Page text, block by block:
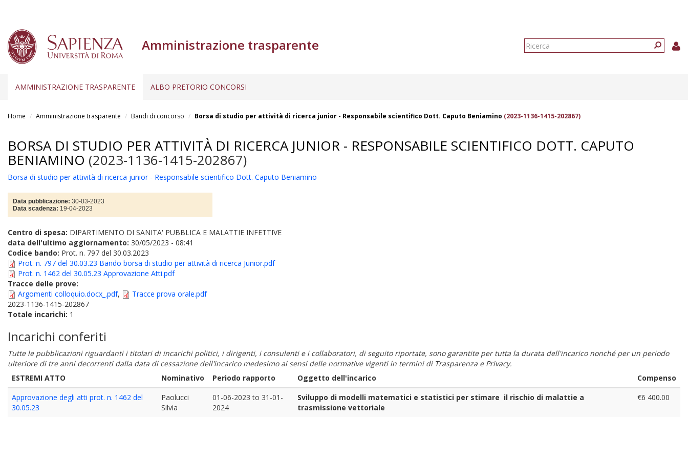
Amministrazione trasparente
Form
AMMINISTRAZIONE TRASPARENTE ALBO PRETORIO CONCORSI
Home Amministrazione trasparente Bandi di concorso Borsa di studio per attività di ricerca junior - Responsabile scientifico Dott. Caputo Beniamino (2023-1136-1415-202867)
BORSA DI STUDIO PER ATTIVITÀ DI RICERCA JUNIOR - RESPONSABILE SCIENTIFICO DOTT. CAPUTO
BENIAMINO (2023-1136-1415-202867)
Borsa di studio per attività di ricerca junior - Responsabile scientifico Dott. Caputo Beniamino
Data pubblicazione: 30-03-2023
Data scadenza: 19-04-2023
Centro di spesa: DIPARTIMENTO DI SANITA' PUBBLICA E MALATTIE INFETTIVE
data dell'ultimo aggiornamento: 30/05/2023 - 08:41
Codice bando: Prot. n. 797 del 30.03.2023
Prot. n. 797 del 30.03.23 Bando borsa di studio per attività di ricerca Junior.pdf
Prot. n. 1462 del 30.05.23 Approvazione Atti.pdf
Tracce delle prove:
Argomenti colloquio.docx_.pdf,
Tracce prova orale.pdf
2023-1136-1415-202867
Totale incarichi: 1
Incarichi conferiti
Tutte le pubblicazioni riguardanti i titolari di incarichi politici, i dirigenti, i consulenti e i collaboratori, di seguito riportate, sono garantite per tutta la durata dell'incarico nonché per un periodo
ulteriore di tre anni decorrenti dalla data di cessazione dell'incarico medesimo ai sensi delle normative vigenti in termini di Trasparenza e Privacy.
ESTREMI ATTO
Nominativo Periodo rapporto Oggetto dell'incarico
Compenso
Approvazione degli atti prot. n. 1462 del
30.05.23
Paolucci
Silvia
01-06-2023 to 31-01-
2024
Sviluppo di modelli matematici e statistici per stimare il rischio di malattie a
trasmissione vettoriale
€6 400.00